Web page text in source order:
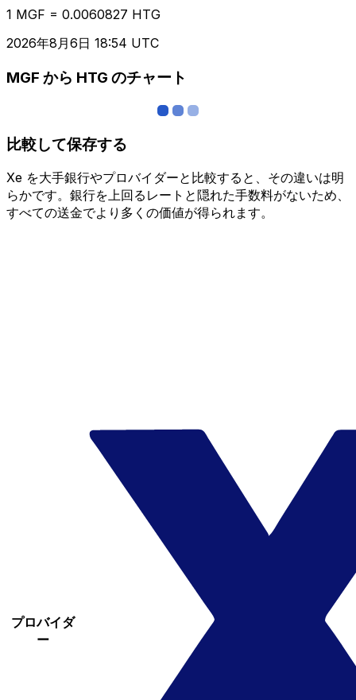
1 MGF = 0.0060827 HTG
2026年8月6日 18:54 UTC
MGF から HTG のチャート
比較して保存する
Xe を大手銀行やプロバイダーと比較すると、その違いは明
らかです。銀行を上回るレートと隠れた手数料がないため、
すべての送金でより多くの価値が得られます。
プロバイダ
ー